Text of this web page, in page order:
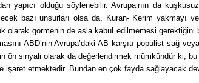
yapıcı olduğu söylenebilir. Avrupa’nın da
bazı unsurları olsa da, Kuran- Kerim yakmayı
olarak görmenin de asla kabul edilmemesi gerektiğini
ABD’nin Avrupa’daki AB karşıtı popülist sağ
ön sinyali olarak da değerlendirmek mümkündür ki,
işaret etmektedir. Bundan en çok fayda sağlayacak